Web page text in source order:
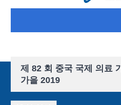
제 82 회 중국 국제 의료
가을 2019